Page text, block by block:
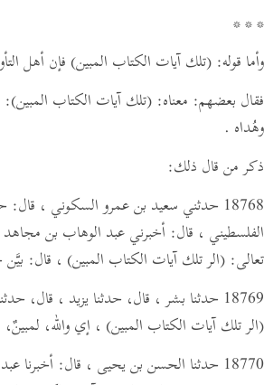
* * *
وأما قوله: (تلك آيات الكتاب المبين) فإن أهل
فقال بعضهم: معناه: (تلك آيات الكتاب المبين):
وهُداه .
ذكر من قال ذلك:
18768 حدثني سعيد بن عمرو السكوني ،
قال:
الفلسطيني ، قال: أخبرني عبد الوهاب بن مجاهد
تعالى: (الر تلك آيات الكتاب المبين) ، قال:
18769 حدثنا بشر ، قال، حدثنا يزيد ، قال، حدثنا سعيد ،
(الر تلك آيات الكتاب المبين) ، إي والله،
18770 حدثنا الحسن بن يحيى ،
قال: أخبرنا